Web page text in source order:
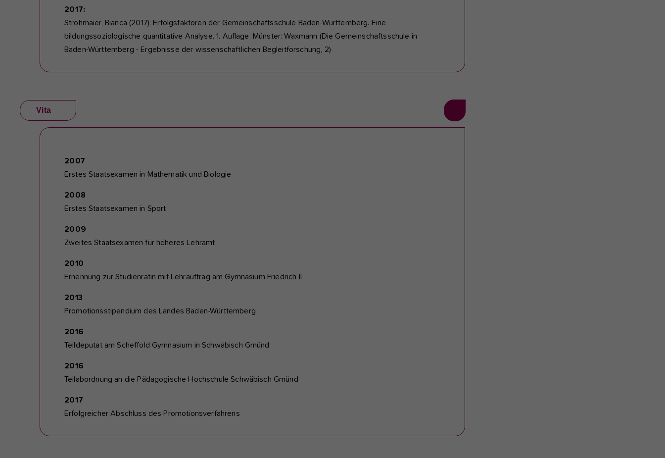
2017:
Strohmaier, Bianca (2017): Erfolgsfaktoren der Gemeinschaftsschule Baden-Württemberg. Eine
bildungssoziologische quantitative Analyse. 1. Auflage. Münster: Waxmann (Die Gemeinschaftsschule in
Baden-Württemberg - Ergebnisse der wissenschaftlichen Begleitforschung, 2)
Vita
2007
Erstes Staatsexamen in Mathematik und Biologie
2008
Erstes Staatsexamen in Sport
2009
Zweites Staatsexamen für höheres Lehramt
2010
Ernennung zur Studienrätin mit Lehrauftrag am Gymnasium Friedrich II
2013
Promotionsstipendium des Landes Baden-Württemberg
2016
Teildeputat am Scheffold Gymnasium in Schwäbisch Gmünd
2016
Teilabordnung an die Pädagogische Hochschule Schwäbisch Gmünd
2017
Erfolgreicher Abschluss des Promotionsverfahrens